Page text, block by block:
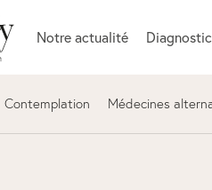
Notre actualité
Contemplation Médecines